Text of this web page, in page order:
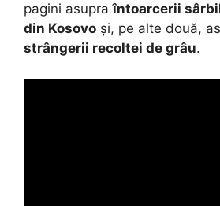
pagini asupraîntoarcerii
din Kosovo și, pe alte două,
strângerii recoltei de grâu.